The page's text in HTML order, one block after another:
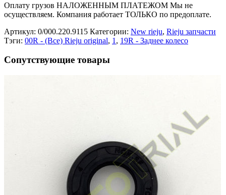
Оплату грузов НАЛОЖЕННЫМ ПЛАТЕЖОМ Мы не
осуществляем. Компания работает ТОЛЬКО по предоплате.
Артикул: 0/000.220.9115 Категории: New rieju, Rieju запчасти
Тэги: 00R - (Все) Rieju original, 1 , 19R - Заднее колесо
Сопутствующие товары